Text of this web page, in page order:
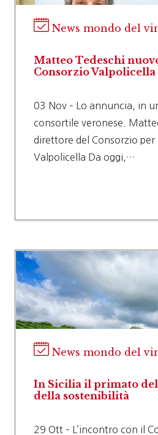
News mondo del
Matteo Tedeschi
Consorzio Valpolicella
03 Nov – Lo annuncia, in
consortile veronese.
direttore del Consorzio per
Valpolicella Da oggi,…
News mondo del
In Sicilia il primato
della sostenibilità
29 Ott – L’incontro con il